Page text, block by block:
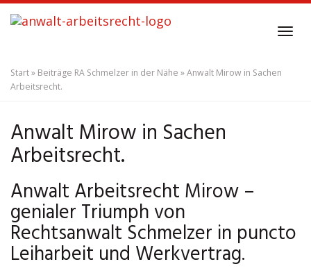
Skip
to
content
Start» Beiträge RA Schmelzer in der Nähe »Anwalt Mirow in Sachen
Arbeitsrecht.
Anwalt Mirow in Sachen
Arbeitsrecht.
Anwalt Arbeitsrecht Mirow –
genialer Triumph von
Rechtsanwalt Schmelzer in puncto
Leiharbeit und Werkvertrag.